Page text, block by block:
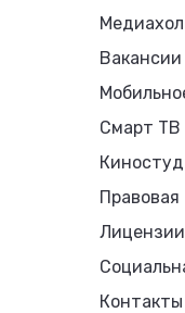
Вакансии
Смарт ТВ
Лицензии
Контакты